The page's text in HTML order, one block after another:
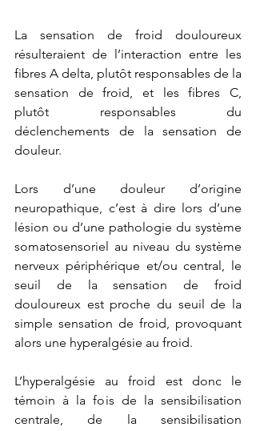
La sensation de froid douloureux
résulteraient de l’interaction entre les
fibres A delta, plutôt responsables de la
sensation de froid, et les fibres C,
plutôt responsables du
déclenchements de la sensation de
douleur.
Lors d’une douleur d’origine
neuropathique, c’est à dire lors d’une
lésion ou d’une pathologie du système
somatosensoriel au niveau du système
nerveux périphérique et/ou central, le
seuil de la sensation de froid
douloureux est proche du seuil de la
simple sensation de froid, provoquant
alors une hyperalgésie au froid.
L’hyperalgésie au froid est donc le
témoin à la fois de la sensibilisation
centrale, de la sensibilisation